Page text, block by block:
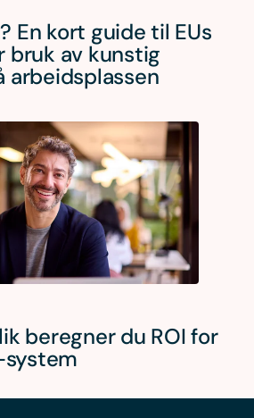
En kort guide til EUs
bruk av kunstig
arbeidsplassen
beregner du ROI for